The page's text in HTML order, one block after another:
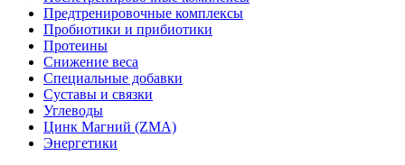
Предтренировочные комплексы
Пробиотики и прибиотики
Протеины
Снижение веса
Специальные добавки
Суставы и связки
Углеводы
Цинк Магний (ZMA)
Энергетики